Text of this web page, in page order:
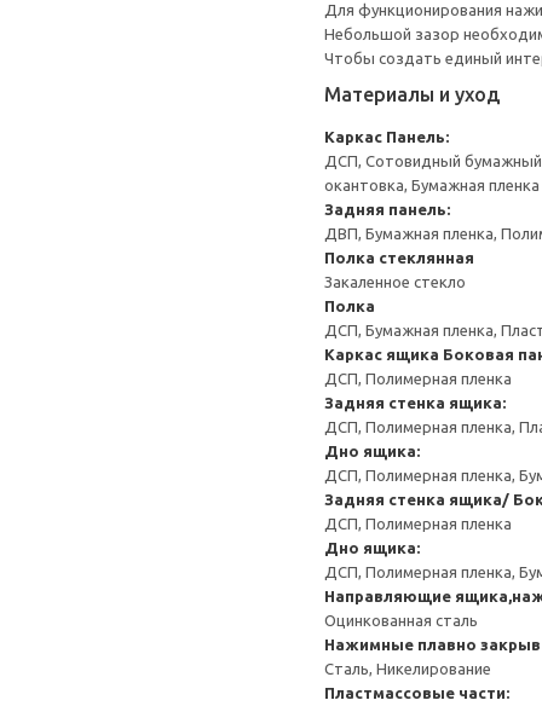
Для функционирования
Небольшой зазор
Чтобы создать единый
Материалы и уход
Каркас Панель:
ДСП, Сотовидный бумажный
окантовка, Бумажная пленка
Задняя панель:
ДВП, Бумажная пленка,
Полка стеклянная
Закаленное стекло
Полка
ДСП, Бумажная пленка,
Каркас ящика Боковая
ДСП, Полимерная пленка
Задняя стенка ящика:
ДСП, Полимерная пленка,
Дно ящика:
ДСП, Полимерная пленка,
Задняя стенка ящика/
ДСП, Полимерная пленка
Дно ящика:
ДСП, Полимерная пленка,
Направляющие
Оцинкованная сталь
Нажимные плавно
Сталь, Никелирование
Пластмассовые части: